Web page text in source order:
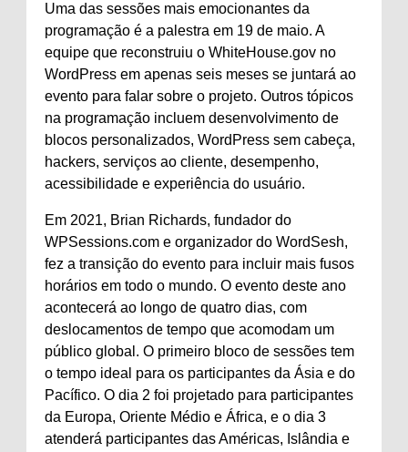
Uma das sessões mais emocionantes da
programação é a palestra em 19 de maio. A
equipe que reconstruiu o WhiteHouse.gov no
WordPress em apenas seis meses se juntará ao
evento para falar sobre o projeto. Outros tópicos
na programação incluem desenvolvimento de
blocos personalizados, WordPress sem cabeça,
hackers, serviços ao cliente, desempenho,
acessibilidade e experiência do usuário.
Em 2021, Brian Richards, fundador do
WPSessions.com e organizador do WordSesh,
fez a transição do evento para incluir mais fusos
horários em todo o mundo. O evento deste ano
acontecerá ao longo de quatro dias, com
deslocamentos de tempo que acomodam um
público global. O primeiro bloco de sessões tem
o tempo ideal para os participantes da Ásia e do
Pacífico. O dia 2 foi projetado para participantes
da Europa, Oriente Médio e África, e o dia 3
atenderá participantes das Américas, Islândia e